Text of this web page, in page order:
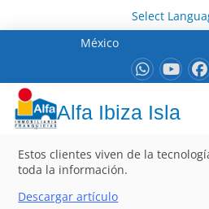
Select
México
Alfa Ibiza Isla
Estos clientes viven de la
toda la información.
Descargar artículo